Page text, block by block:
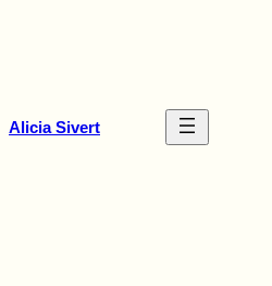
Alicia Sivert